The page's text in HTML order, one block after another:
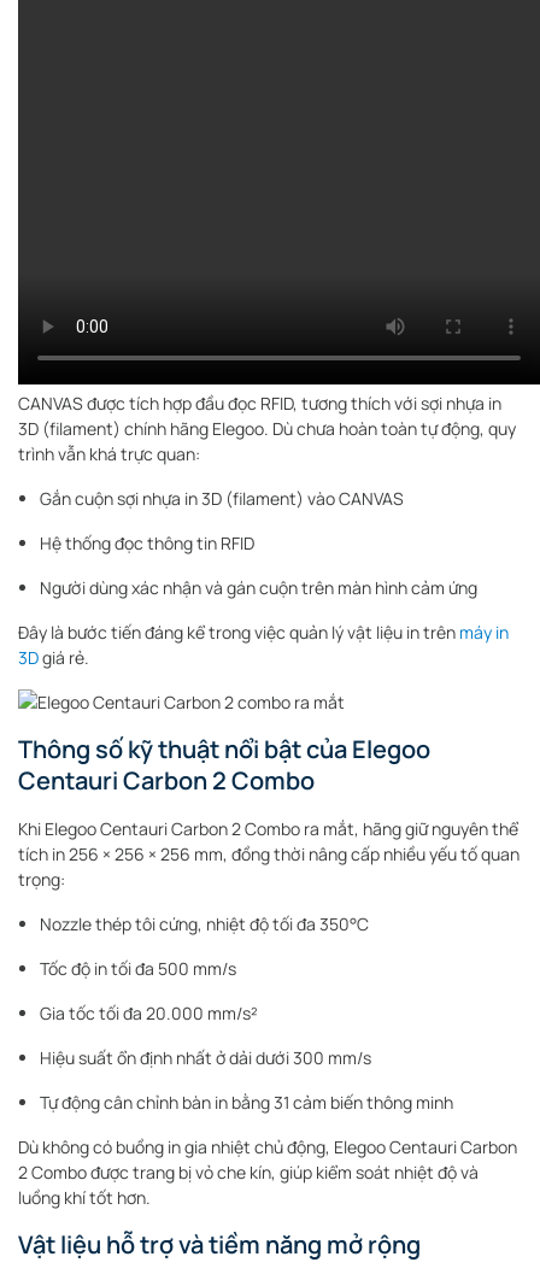
CANVAS được tích hợp đầu đọc RFID, tương thích với sợi nhựa in
3D (filament) chính hãng Elegoo. Dù chưa hoàn toàn tự động, quy
trình vẫn khá trực quan:
Gắn cuộn sợi nhựa in 3D (filament) vào CANVAS
Hệ thống đọc thông tin RFID
Người dùng xác nhận và gán cuộn trên màn hình cảm ứng
Đây là bước tiến đáng kể trong việc quản lý vật liệu in trên máy in
3Dgiá rẻ.
Thông số kỹ thuật nổi bật của Elegoo
Centauri Carbon 2 Combo
Khi Elegoo Centauri Carbon 2 Combo ra mắt, hãng giữ nguyên thể
tích in 256 × 256 × 256 mm, đồng thời nâng cấp nhiều yếu tố quan
trọng:
Nozzle thép tôi cứng, nhiệt độ tối đa 350°C
Tốc độ in tối đa 500 mm/s
Gia tốc tối đa 20.000 mm/s²
Hiệu suất ổn định nhất ở dải dưới 300 mm/s
Tự động cân chỉnh bàn in bằng 31 cảm biến thông minh
Dù không có buồng in gia nhiệt chủ động, Elegoo Centauri Carbon
2 Combo được trang bị vỏ che kín, giúp kiểm soát nhiệt độ và
luồng khí tốt hơn.
Vật liệu hỗ trợ và tiềm năng mở rộng